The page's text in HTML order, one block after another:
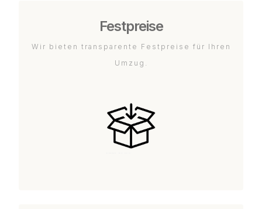
Festpreise
Wir bieten transparente Festpreise für Ihren
Umzug.